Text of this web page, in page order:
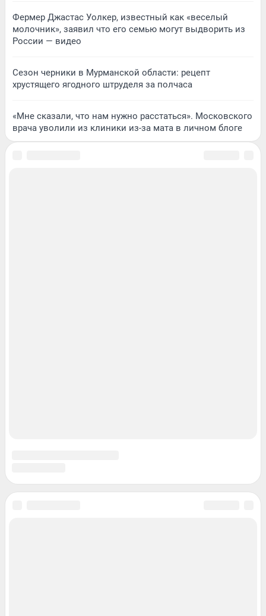
Фермер Джастас Уолкер, известный как «веселый
молочник», заявил что его семью могут выдворить из
России — видео
Сезон черники в Мурманской области: рецепт
хрустящего ягодного штруделя за полчаса
«Мне сказали, что нам нужно расстаться». Московского
врача уволили из клиники из-за мата в личном блоге